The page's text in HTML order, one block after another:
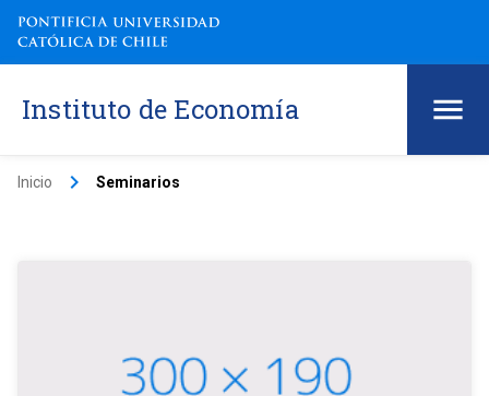
Instituto de Economía
Inicio keyboard_arrow_right Seminarios